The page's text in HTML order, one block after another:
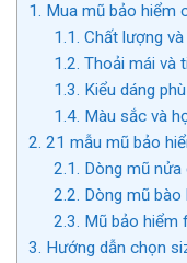
1. Mua mũ bảo hiểm
1.1. Chất lượng
1.2. Thoải mái và
1.3. Kiểu dáng
1.4. Màu sắc và
2. 21 mẫu mũ bảo
2.1. Dòng mũ
2.2. Dòng mũ
2.3. Mũ bảo hiểm
3. Hướng dẫn chọn